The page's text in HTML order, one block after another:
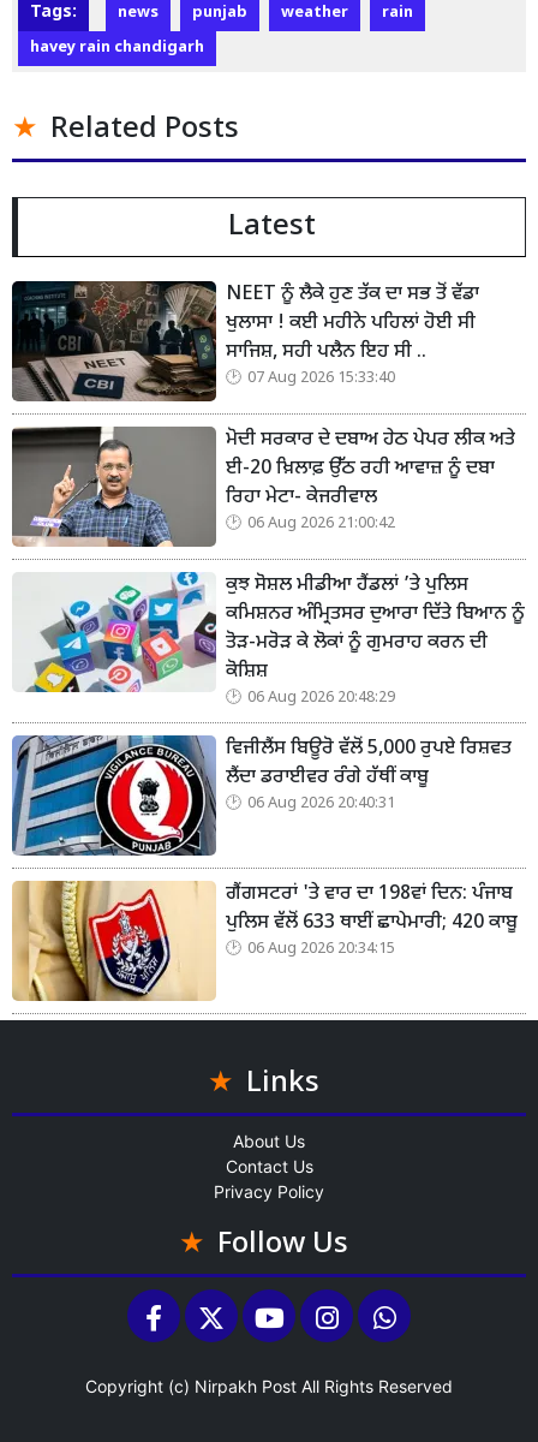
Tags: news punjab weather
rain
havey rain chandigarh
Related Posts
Latest
NEET ਨੂੰ ਲੈਕੇ ਹੁਣ ਤੱਕ ਦਾ ਸਭ ਤੋਂ ਵੱਡਾ
ਖੁਲਾਸਾ ! ਕਈ ਮਹੀਨੇ ਪਹਿਲਾਂ ਹੋਈ ਸੀ
ਸਾਜਿਸ਼, ਸਹੀ ਪਲੈਨ ਇਹ ਸੀ ..
07 Aug 2026 15:33:40
ਮੋਦੀ ਸਰਕਾਰ ਦੇ ਦਬਾਅ ਹੇਠ ਪੇਪਰ ਲੀਕ ਅਤੇ
ਈ-20 ਖ਼ਿਲਾਫ਼ ਉੱਠ ਰਹੀ ਆਵਾਜ਼ ਨੂੰ ਦਬਾ
ਰਿਹਾ ਮੇਟਾ- ਕੇਜਰੀਵਾਲ
06 Aug 2026 21:00:42
ਕੁਝ ਸੋਸ਼ਲ ਮੀਡੀਆ ਹੈਂਡਲਾਂ ’ਤੇ ਪੁਲਿਸ
ਕਮਿਸ਼ਨਰ ਅੰਮ੍ਰਿਤਸਰ ਦੁਆਰਾ ਦਿੱਤੇ ਬਿਆਨ ਨੂੰ
ਤੋੜ-ਮਰੋੜ ਕੇ ਲੋਕਾਂ ਨੂੰ ਗੁਮਰਾਹ ਕਰਨ ਦੀ
ਕੋਸ਼ਿਸ਼
06 Aug 2026 20:48:29
ਵਿਜੀਲੈਂਸ ਬਿਊਰੋ ਵੱਲੋਂ 5,000 ਰੁਪਏ ਰਿਸ਼ਵਤ
ਲੈਂਦਾ ਡਰਾਈਵਰ ਰੰਗੇ ਹੱਥੀਂ ਕਾਬੂ
06 Aug 2026 20:40:31
ਗੈਂਗਸਟਰਾਂ 'ਤੇ ਵਾਰ ਦਾ 198ਵਾਂ ਦਿਨ: ਪੰਜਾਬ
ਪੁਲਿਸ ਵੱਲੋਂ 633 ਥਾਈਂ ਛਾਪੇਮਾਰੀ; 420 ਕਾਬੂ
06 Aug 2026 20:34:15
Links
About Us
Contact Us
Privacy Policy
Follow Us
Copyright (c) Nirpakh Post All Rights Reserved